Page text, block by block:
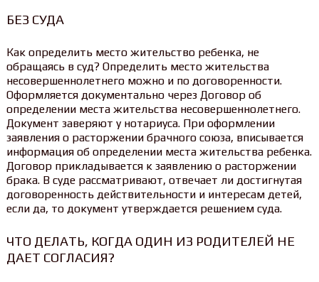
БЕЗ СУДА
Как определить место жительство ребенка, не
обращаясь в суд? Определить место жительства
несовершеннолетнего можно и по договоренности.
Оформляется документально через Договор об
определении места жительства несовершеннолетнего.
Документ заверяют у нотариуса. При оформлении
заявления о расторжении брачного союза, вписывается
информация об определении места жительства ребенка.
Договор прикладывается к заявлению о расторжении
брака. В суде рассматривают, отвечает ли достигнутая
договоренность действительности и интересам детей,
если да, то документ утверждается решением суда.
ЧТО ДЕЛАТЬ, КОГДА ОДИН ИЗ РОДИТЕЛЕЙ НЕ
ДАЕТ СОГЛАСИЯ?